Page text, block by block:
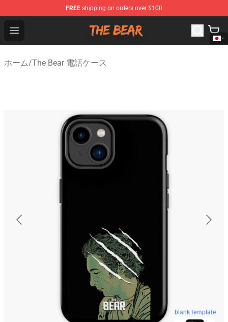
FREE shipping on orders over $100
Open menu
The Bear Shop - Official The Bear Merchandise Store
ホーム/The Bear 電話ケース
blank template